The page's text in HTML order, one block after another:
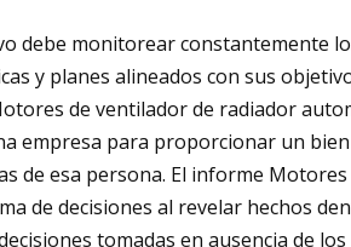
debe monitorear constantemente
y planes alineados con sus
de ventilador de radiador
empresa para proporcionar un
de esa persona. El informe
de decisiones al revelar hechos
tomadas en ausencia de